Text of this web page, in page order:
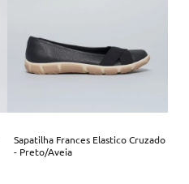
Sapatilha Frances Elastico Cruzado
- Preto/Aveia